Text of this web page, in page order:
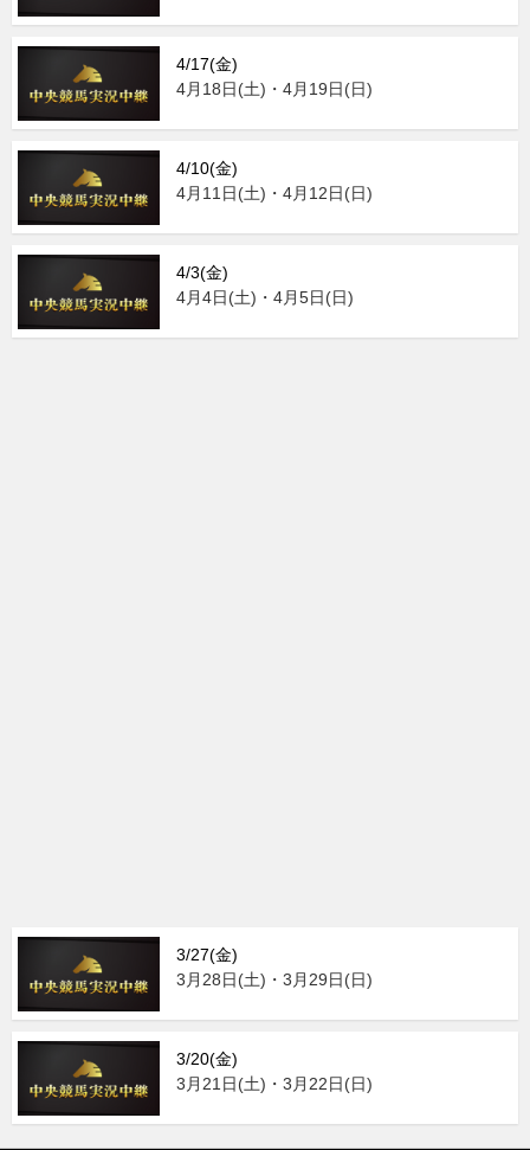
4/17(金)
4月18日(土)・4月19日(日)
4/10(金)
4月11日(土)・4月12日(日)
4/3(金)
4月4日(土)・4月5日(日)
3/27(金)
3月28日(土)・3月29日(日)
3/20(金)
3月21日(土)・3月22日(日)